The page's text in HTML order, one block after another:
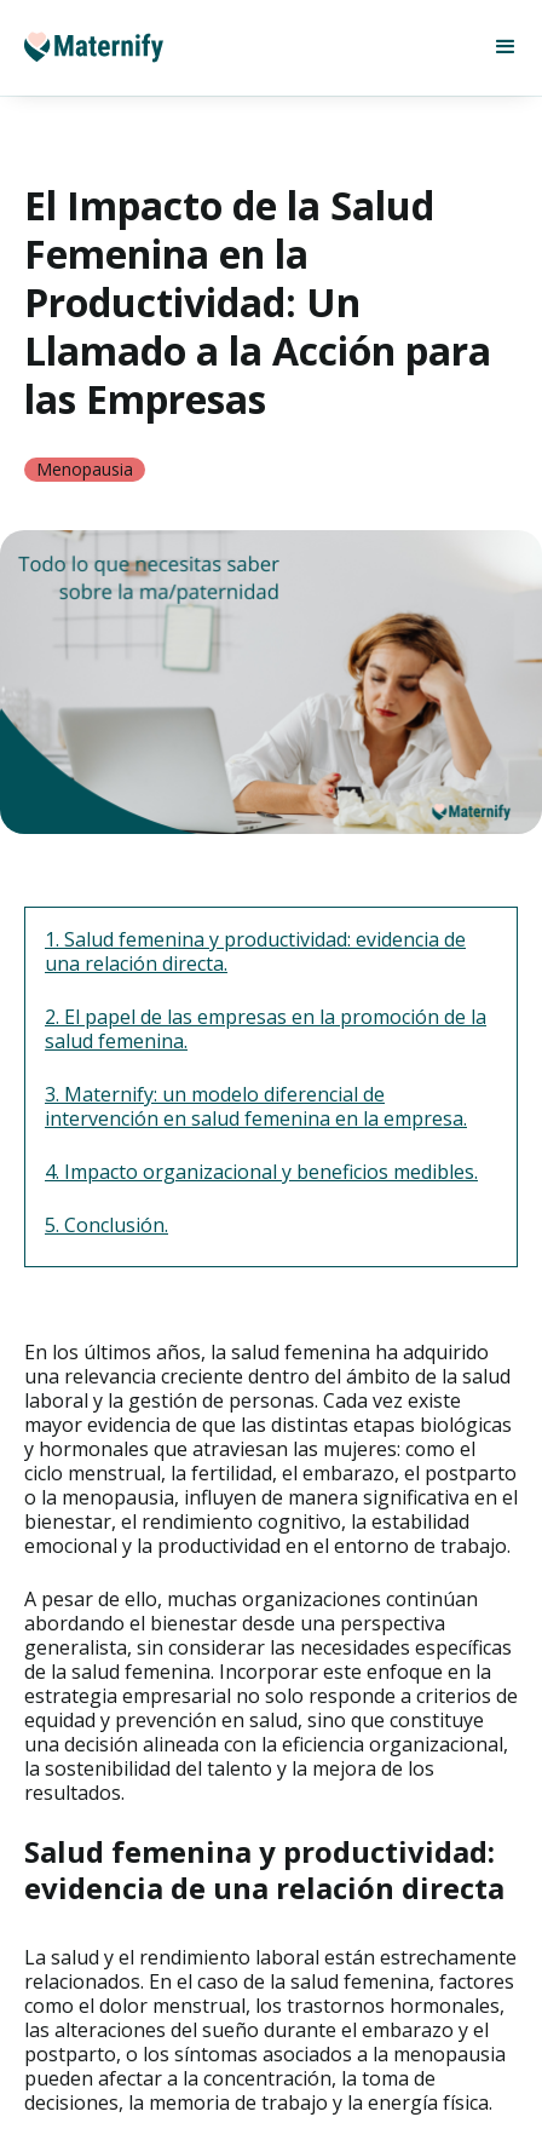
El Impacto de la Salud
Femenina en la
Productividad: Un
Llamado a la Acción para
las Empresas
Menopausia
1. Salud femenina y productividad: evidencia de
una relación directa.
2. El papel de las empresas en la promoción de la
salud femenina.
3. Maternify: un modelo diferencial de
intervención en salud femenina en la empresa.
4. Impacto organizacional y beneficios medibles.
5. Conclusión.
En los últimos años, la salud femenina ha adquirido
una relevancia creciente dentro del ámbito de la salud
laboral y la gestión de personas. Cada vez existe
mayor evidencia de que las distintas etapas biológicas
y hormonales que atraviesan las mujeres: como el
ciclo menstrual, la fertilidad, el embarazo, el postparto
o la menopausia, influyen de manera significativa en el
bienestar, el rendimiento cognitivo, la estabilidad
emocional y la productividad en el entorno de trabajo.
A pesar de ello, muchas organizaciones continúan
abordando el bienestar desde una perspectiva
generalista, sin considerar las necesidades específicas
de la salud femenina. Incorporar este enfoque en la
estrategia empresarial no solo responde a criterios de
equidad y prevención en salud, sino que constituye
una decisión alineada con la eficiencia organizacional,
la sostenibilidad del talento y la mejora de los
resultados.
Salud femenina y productividad:
evidencia de una relación directa
La salud y el rendimiento laboral están estrechamente
relacionados. En el caso de la salud femenina, factores
como el dolor menstrual, los trastornos hormonales,
las alteraciones del sueño durante el embarazo y el
postparto, o los síntomas asociados a la menopausia
pueden afectar a la concentración, la toma de
decisiones, la memoria de trabajo y la energía física.